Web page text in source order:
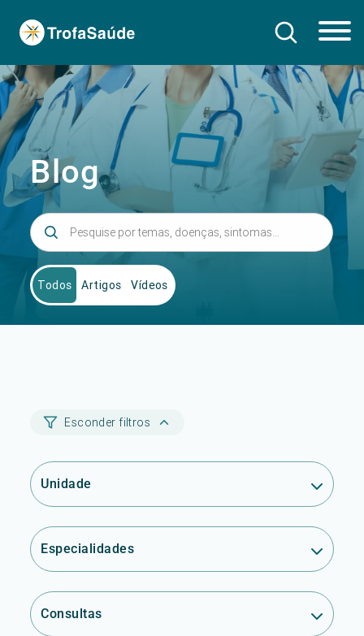
Blog
Todos Artigos Vídeos
Esconder filtros
Unidade
Especialidades
Consultas